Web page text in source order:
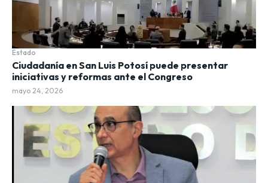
Estado
Ciudadanía en San Luis Potosí puede presentar
iniciativas y reformas ante el Congreso
mayo 24, 2026